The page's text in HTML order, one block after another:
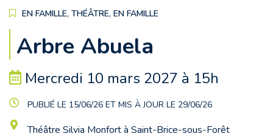
EN FAMILLE, THÉÂTRE, EN FAMILLE
Arbre Abuela
Le
Mercredi 10 mars 2027 à 15h
PUBLIÉ LE 15/06/26 ET MIS À JOUR LE 29/06/26
Théâtre Silvia Monfort à Saint-Brice-sous-Forêt